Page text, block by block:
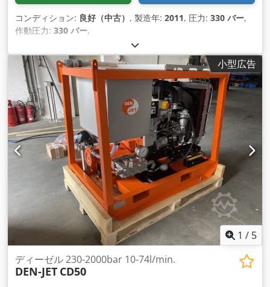
コンディション: 良好（中古） , 製造年: 2011, 圧力: 330 バー,
作動圧力: 330 バー,
小型広告
1 / 5
ディーゼル 230-2000bar 10-74l/min.
DEN-JET CD50